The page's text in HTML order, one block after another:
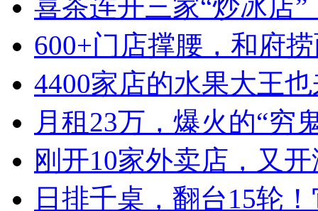
喜茶连开三家“炒冰店
600+门店撑腰，和府
4400家店的水果大王
月租23万，爆火的“穷
刚开10家外卖店，又
日排千桌，翻台15轮